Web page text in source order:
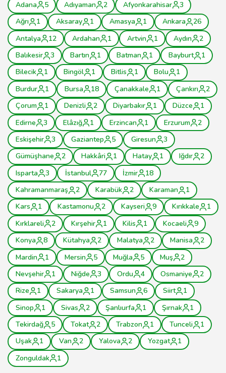
Adana 5 Adıyaman 2 Afyonkarahisar
3
Ağrı
1 Aksaray 1 Amasya 1 Ankara
26
Antalya
12 Ardahan 1 Artvin 1 Aydın
2
Balıkesir
3 Bartın 1 Batman 1 Bayburt
1
Bilecik
1 Bingöl 1 Bitlis 1 Bolu
1
Burdur
1 Bursa 18 Çanakkale 1 Çankırı
2
Çorum
1 Denizli 2 Diyarbakır 1 Düzce
1
Edirne
3 Elâzığ 1 Erzincan 1 Erzurum
2
Eskişehir
3 Gaziantep 5 Giresun
3
Gümüşhane
2 Hakkâri 1 Hatay 1 Iğdır
2
Isparta
3 İstanbul 77 İzmir
18
Kahramanmaraş
2 Karabük 2 Karaman
1
Kars
1 Kastamonu 2 Kayseri 9 Kırıkkale
1
Kırklareli
2 Kırşehir 1 Kilis 1 Kocaeli
9
Konya
8 Kütahya 2 Malatya 2 Manisa
2
Mardin
1 Mersin 5 Muğla 5 Muş
2
Nevşehir
1 Niğde 3 Ordu 4 Osmaniye
2
Rize
1 Sakarya 1 Samsun 6 Siirt
1
Sinop
1 Sivas 2 Şanlıurfa 1 Şırnak
1
Tekirdağ
5 Tokat 2 Trabzon 1 Tunceli
1
Uşak
1 Van 2 Yalova 2 Yozgat
1
Zonguldak
1